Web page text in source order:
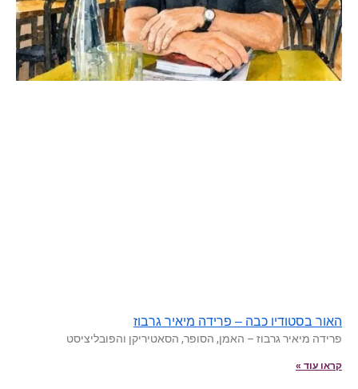
האור בסטודיו כבה – פרידה מיאיר גרבוז
פרידה מיאיר גרבוז – האמן, הסופר, הסאטיריקן והפובליציסט
קראו עוד »